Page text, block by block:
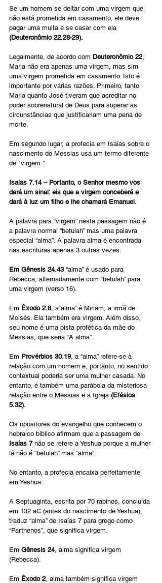
Se um homem se deitar com uma virgem que
não está prometida em casamento, ele deve
pagar uma multa e se casar com ela
(Deuteronômio 22.28-29).
Legalmente, de acordo com Deuteronômio 22,
Maria não era apenas uma virgem, mas sim
uma virgem prometida em casamento. Isto é
importante por várias razões. Primeiro, tanto
Maria quanto José tiveram que acreditar no
poder sobrenatural de Deus para superar as
circunstâncias que justificariam uma pena de
morte.
Em segundo lugar, a profecia em Isaías sobre o
nascimento do Messias usa um termo diferente
de "virgem."
Isaias 7.14 – Portanto, o Senhor mesmo vos
dará um sinal: eis que a virgem conceberá e
dará à luz um filho e lhe chamará Emanuel.
A palavra para “virgem” nesta passagem não é
a palavra normal “betulah” mas uma palavra
especial “alma”. A palavra alma é encontrada
nas escrituras apenas 3 outras vezes.
Em Gênesis 24.43 “alma” é usado para
Rebecca, alternadamente com “betulah” para
uma virgem (verso 16).
Em Êxodo 2.8, a“alma” é Miriam, a irmã de
Moisés. Ela também era virgem. Além disso,
seu nome é uma pista profética da mãe do
Messias, que seria “A alma”.
Em Provérbios 30.19, a “alma” refere-se à
relação com um homem e, portanto, no sentido
contextual poderia ser uma mulher casada. No
entanto, é também uma parábola da misteriosa
relação entre o Messias e a Igreja (Efésios
5.32).
Os opositores do evangelho que conhecem o
hebraico bíblico afirmam que a passagem de
Isaías 7 não se refere a Yeshua porque a mulher
lá não é “betulah” mas “alma”.
No entanto, a profecia encaixa perfeitamente
em Yeshua.
A Septuaginta, escrita por 70 rabinos, concluída
em 132 aC (antes do nascimento de Yeshua),
traduz “alma” de Isaías 7 para grego como
“Parthenos”, que significa virgem.
Em Gênesis 24, alma significa virgem
(Rebecca).
Em Êxodo 2, alma também significa virgem